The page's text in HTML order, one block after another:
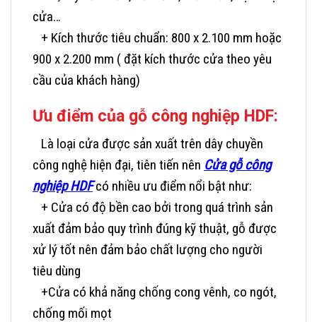
cửa…
+ Kích thước tiêu chuẩn: 800 x 2.100 mm hoặc
900 x 2.200 mm ( đặt kích thước cửa theo yêu
cầu của khách hàng)
Ưu điểm của gỗ công nghiệp HDF:
Là loại cửa được sản xuất trên dây chuyền
công nghệ hiện đại, tiên tiến nên Cửa gỗ công
nghiệp HDFcó nhiều ưu điểm nổi bật như:
+ Cửa có độ bền cao bởi trong quá trình sản
xuất đảm bảo quy trình đúng kỹ thuật, gỗ được
xử lý tốt nên đảm bảo chất lượng cho người
tiêu dùng
+Cửa có khả năng chống cong vênh, co ngót,
chống mối mọt